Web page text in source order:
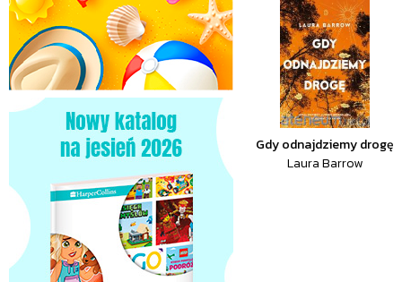
Gdy odnajdziemy drogę
Laura Barrow